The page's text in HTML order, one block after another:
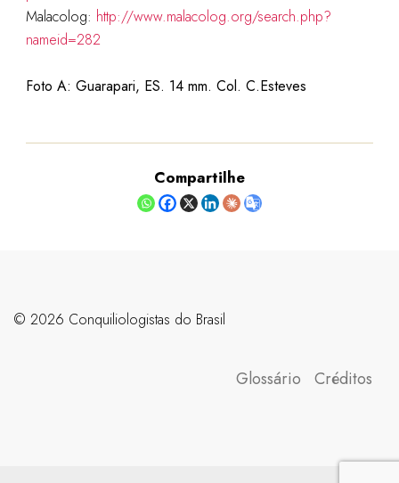
Malacolog: http://www.malacolog.org/search.php?
nameid=282
Foto A: Guarapari, ES. 14 mm. Col. C.Esteves
Compartilhe
©️ 2026 Conquiliologistas do Brasil
Glossário Créditos